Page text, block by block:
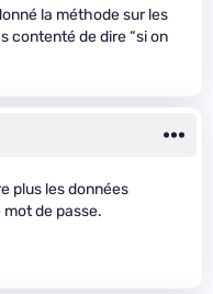
la méthode sur les
contenté de dire “si on
plus les données
de passe.